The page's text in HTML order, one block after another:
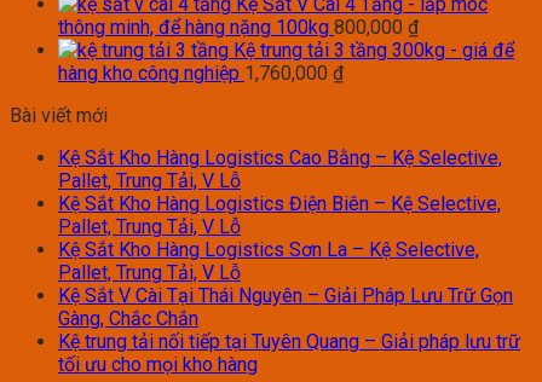
thông minh, để hàng nặng 100kg 800,000 ₫
Kệ trung tải 3 tầng 300kg - giá để
hàng kho công nghiệp 1,760,000 ₫
Bài viết mới
Kệ Sắt Kho Hàng Logistics Cao Bằng – Kệ Selective,
Pallet, Trung Tải, V Lỗ
Kệ Sắt Kho Hàng Logistics Điện Biên – Kệ Selective,
Pallet, Trung Tải, V Lỗ
Kệ Sắt Kho Hàng Logistics Sơn La – Kệ Selective,
Pallet, Trung Tải, V Lỗ
Kệ Sắt V Cài Tại Thái Nguyên – Giải Pháp Lưu Trữ Gọn
Gàng, Chắc Chắn
Kệ trung tải nối tiếp tại Tuyên Quang – Giải pháp lưu trữ
tối ưu cho mọi kho hàng